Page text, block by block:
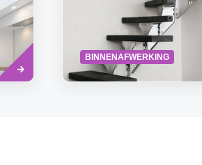
Read
more
BINNENAFWERKING